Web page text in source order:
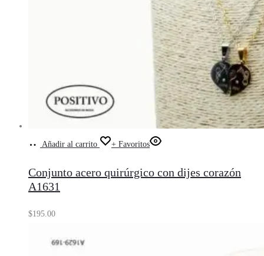
Añadir al carrito + Favoritos
Conjunto acero quirúrgico con dijes corazón
A1631
$195.00